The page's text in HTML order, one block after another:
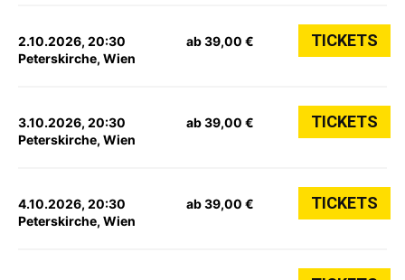
2.10.2026, 20:30
Peterskirche, Wien
ab 39,00 € TICKETS
3.10.2026, 20:30
Peterskirche, Wien
ab 39,00 € TICKETS
4.10.2026, 20:30
Peterskirche, Wien
ab 39,00 € TICKETS